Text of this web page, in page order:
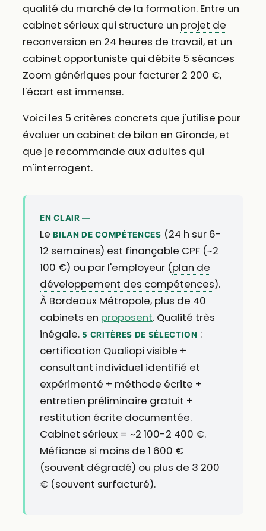
qualité du marché de la formation. Entre un
cabinet sérieux qui structure un projet de
reconversion en 24 heures de travail, et un
cabinet opportuniste qui débite 5 séances
Zoom génériques pour facturer 2 200 €,
l'écart est immense.
Voici les 5 critères concrets que j'utilise pour
évaluer un cabinet de bilan en Gironde, et
que je recommande aux adultes qui
m'interrogent.
EN CLAIR —
LeBILAN DE COMPÉTENCES (24 h sur 6-
12 semaines) est finançable CPF (~2
100 €) ou par l'employeur (plan de
développement des compétences).
À Bordeaux Métropole, plus de 40
cabinets en proposent. Qualité très
inégale. 5 CRITÈRES DE SÉLECTION :
certification Qualiopi visible +
consultant individuel identifié et
expérimenté + méthode écrite +
entretien préliminaire gratuit +
restitution écrite documentée.
Cabinet sérieux = ~2 100-2 400 €.
Méfiance si moins de 1 600 €
(souvent dégradé) ou plus de 3 200
€ (souvent surfacturé).